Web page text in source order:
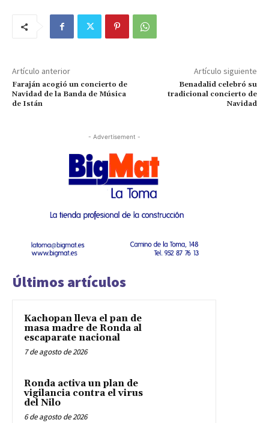
Artículo anterior
Faraján acogió un concierto de
Navidad de la Banda de Música
de Istán
Artículo siguiente
Benadalid celebró su
tradicional concierto de
Navidad
- Advertisement -
Últimos artículos
Kachopan lleva el pan de
masa madre de Ronda al
escaparate nacional
7 de agosto de 2026
Ronda activa un plan de
vigilancia contra el virus
del Nilo
6 de agosto de 2026